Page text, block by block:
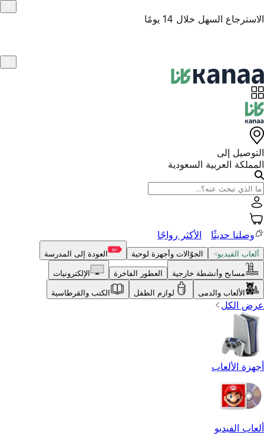
الاسترجاع السهل خلال 14 يومًا
التوصيل إلى
المملكة العربية السعودية
وصلنا حديثًا الأكثر رواجًا
ألعاب الفيديو الجوّالات وأجهزة لوحية العودة إلى المدرسة
مسابح وأنشطة خارجية العطور الفاخرة الإلكترونيات
الألعاب والدمى لوازم الطفل الكتب والقرطاسية
عرض الكل
أجهزة الألعاب
ألعاب الفيديو